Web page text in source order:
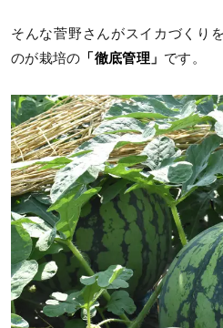
そんな菅野さんがスイカづくり
のが栽培の 「徹底管理」 です。